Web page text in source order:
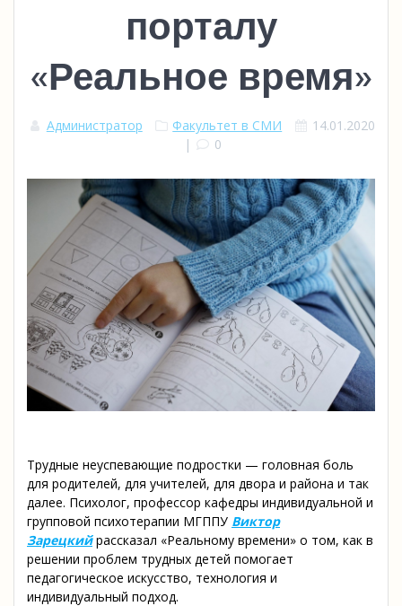
порталу
«Реальное время»
Администратор Факультет в СМИ
14.01.2020
|
0
Трудные неуспевающие подростки — головная боль
для родителей, для учителей, для двора и района и так
далее. Психолог, профессор кафедры индивидуальной и
групповой психотерапии МГППУ Виктор
Зарецкий рассказал «Реальному времени» о том, как в
решении проблем трудных детей помогает
педагогическое искусство, технология и
индивидуальный подход.